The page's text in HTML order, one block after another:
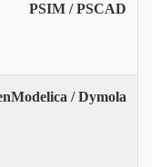
PSIM / PSCAD
/ Dymola